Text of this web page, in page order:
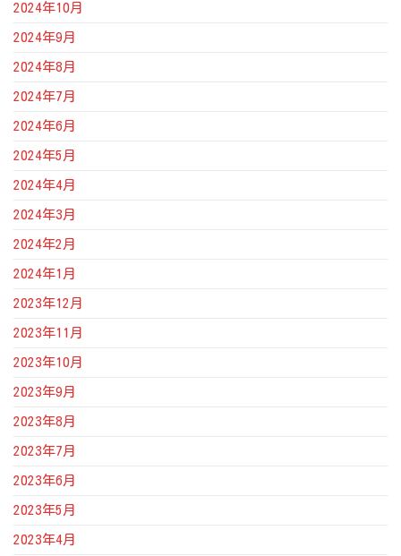
2024年10月
2024年9月
2024年8月
2024年7月
2024年6月
2024年5月
2024年4月
2024年3月
2024年2月
2024年1月
2023年12月
2023年11月
2023年10月
2023年9月
2023年8月
2023年7月
2023年6月
2023年5月
2023年4月